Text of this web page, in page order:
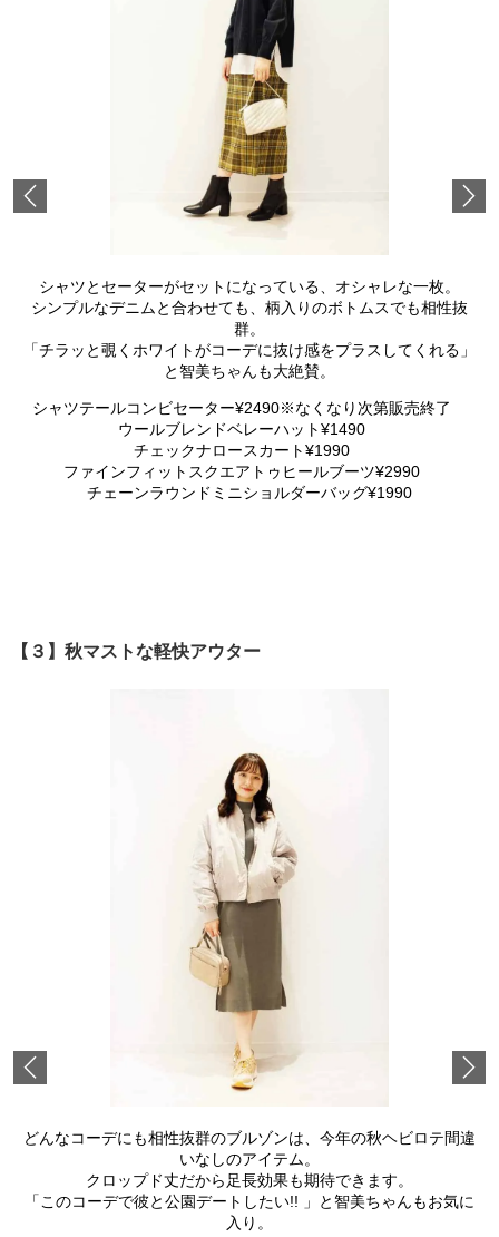
シャツとセーターがセットになっている、オシャレな一枚。
シンプルなデニムと合わせても、柄入りのボトムスでも相性抜
群。
「チラッと覗くホワイトがコーデに抜け感をプラスしてくれる」
と智美ちゃんも大絶賛。
シャツテールコンビセーター¥2490※なくなり次第販売終了
ウールブレンドベレーハット¥1490
チェックナロースカート¥1990
ファインフィットスクエアトゥヒールブーツ¥2990
チェーンラウンドミニショルダーバッグ¥1990
【３】秋マストな軽快アウター
どんなコーデにも相性抜群のブルゾンは、今年の秋ヘビロテ間違
いなしのアイテム。
クロップド丈だから足長効果も期待できます。
「このコーデで彼と公園デートしたい!! 」と智美ちゃんもお気に
入り。